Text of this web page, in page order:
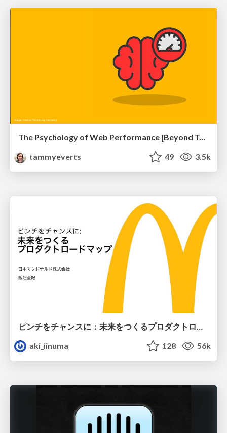
The Psychology of Web Performance [Beyond Tellerrand 2023]
tammyeverts
49 3.5k
ピンチをチャンスに：未来をつくるプロダクトロードマップ #pmconf2020
aki_iinuma
128 56k